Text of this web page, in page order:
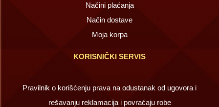
Načini plaćanja
Način dostave
Moja korpa
KORISNIČKI SERVIS
Pravilnik o korišćenju prava na odustanak od ugovora i
rešavanju reklamacija i povraćaju robe